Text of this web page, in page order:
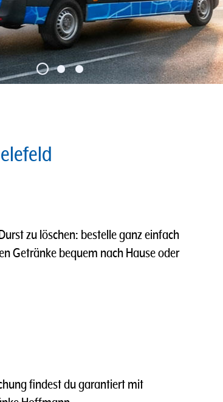
zu löschen: bestelle ganz einfach
Getränke bequem nach Hause oder
findest du garantiert mit